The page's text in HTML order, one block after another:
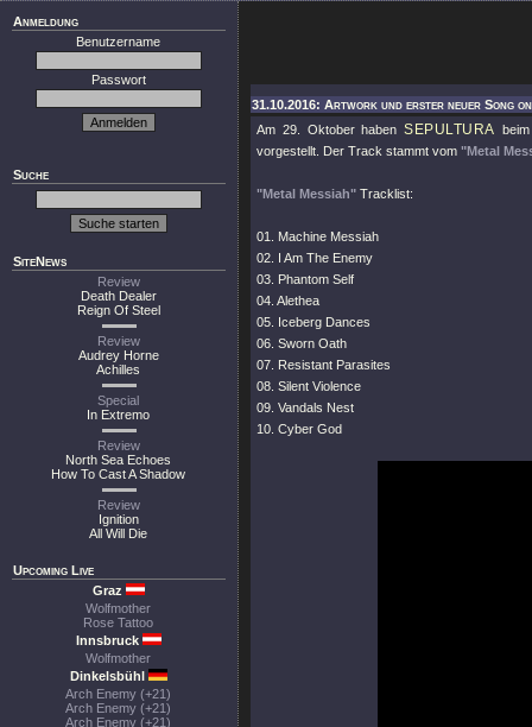
Anmeldung
Benutzername
Passwort
Suche
SiteNews
Review
Death Dealer
Reign Of Steel
Review
Audrey Horne
Achilles
Special
In Extremo
Review
North Sea Echoes
How To Cast A Shadow
Review
Ignition
All Will Die
Upcoming Live
Graz
Wolfmother
Rose Tattoo
Innsbruck
Wolfmother
Dinkelsbühl
Arch Enemy (+21)
Arch Enemy (+21)
Arch Enemy (+21)
31.10.2016: Artwork und erster neuer Song
Am 29. Oktober habenSEPULTURA
vorgestellt. Der Track stammt vom "Metal
"Metal Messiah" Tracklist:
01. Machine Messiah
02. I Am The Enemy
03. Phantom Self
04. Alethea
05. Iceberg Dances
06. Sworn Oath
07. Resistant Parasites
08. Silent Violence
09. Vandals Nest
10. Cyber God